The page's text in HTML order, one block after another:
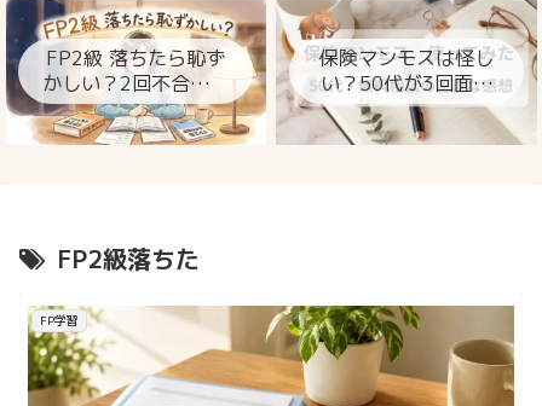
FP2級 落ちたら恥ず
かしい？2回不合格の
私が今思うこと
保険マンモスは怪し
い？50代が3回面談
して分かった本当の
ところ
FP2級落ちた
FP学習